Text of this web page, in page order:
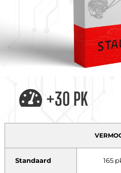
+30 PK
Standaard 165